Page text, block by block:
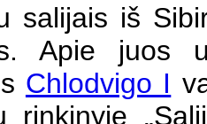
salijais iš
Apie juos
Chlodvigo I
rinkinyje